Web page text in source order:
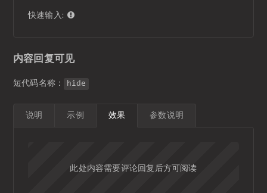
快速输入:
内容回复可见
短代码名称： hide
说明 示例 效果 参数说明
此处内容需要评论回复后方可阅读